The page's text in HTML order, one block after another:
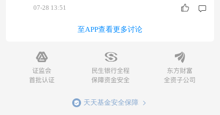
07-28 13:51
至APP查看更多讨论
天天基金安全保障